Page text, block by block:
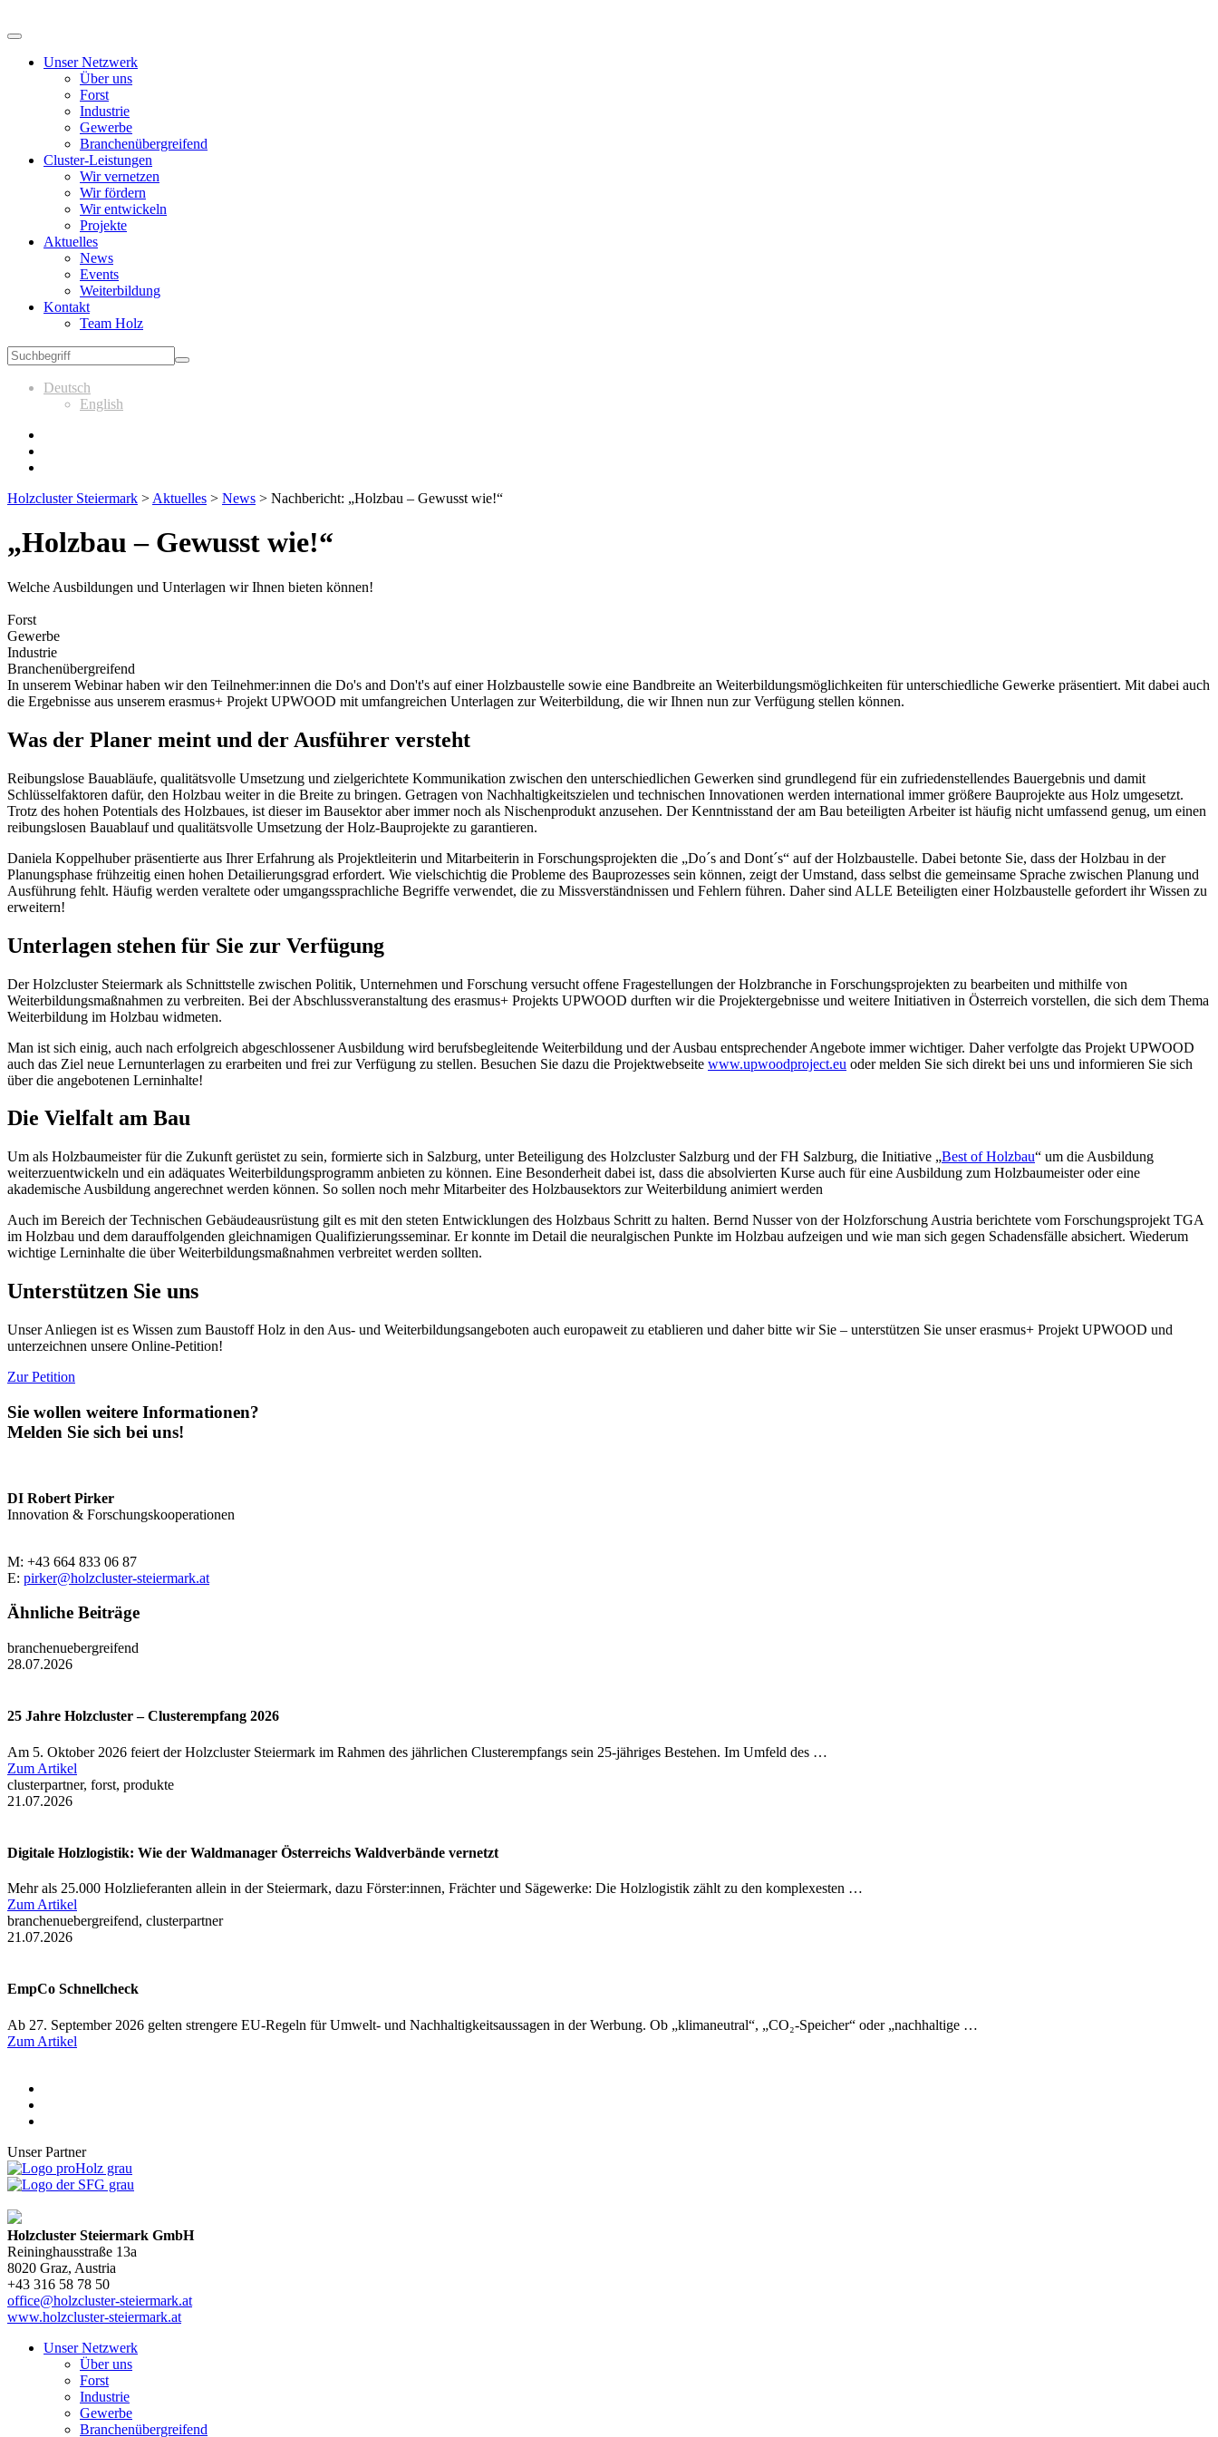
Unser Netzwerk
Über uns
Forst
Industrie
Gewerbe
Branchenübergreifend
Cluster-Leistungen
Wir vernetzen
Wir fördern
Wir entwickeln
Projekte
Aktuelles
News
Events
Weiterbildung
Kontakt
Team Holz
Deutsch
English
Holzcluster Steiermark > Aktuelles > News > Nachbericht: „Holzbau – Gewusst wie!“
„Holzbau – Gewusst wie!“
Welche Ausbildungen und Unterlagen wir Ihnen bieten können!
Forst
Gewerbe
Industrie
Branchenübergreifend
In unserem Webinar haben wir den Teilnehmer:innen die Do's and Don't's auf einer Holzbaustelle sowie eine Bandbreite an Weiterbildungsmöglichkeiten für unterschiedliche Gewerke präsentiert. Mit dabei auch
die Ergebnisse aus unserem erasmus+ Projekt UPWOOD mit umfangreichen Unterlagen zur Weiterbildung, die wir Ihnen nun zur Verfügung stellen können.
Was der Planer meint und der Ausführer versteht
Reibungslose Bauabläufe, qualitätsvolle Umsetzung und zielgerichtete Kommunikation zwischen den unterschiedlichen Gewerken sind grundlegend für ein zufriedenstellendes Bauergebnis und damit
Schlüsselfaktoren dafür, den Holzbau weiter in die Breite zu bringen. Getragen von Nachhaltigkeitszielen und technischen Innovationen werden international immer größere Bauprojekte aus Holz umgesetzt.
Trotz des hohen Potentials des Holzbaues, ist dieser im Bausektor aber immer noch als Nischenprodukt anzusehen. Der Kenntnisstand der am Bau beteiligten Arbeiter ist häufig nicht umfassend genug, um einen
reibungslosen Bauablauf und qualitätsvolle Umsetzung der Holz-Bauprojekte zu garantieren.
Daniela Koppelhuber präsentierte aus Ihrer Erfahrung als Projektleiterin und Mitarbeiterin in Forschungsprojekten die „Do´s and Dont´s“ auf der Holzbaustelle. Dabei betonte Sie, dass der Holzbau in der
Planungsphase frühzeitig einen hohen Detailierungsgrad erfordert. Wie vielschichtig die Probleme des Bauprozesses sein können, zeigt der Umstand, dass selbst die gemeinsame Sprache zwischen Planung und
Ausführung fehlt. Häufig werden veraltete oder umgangssprachliche Begriffe verwendet, die zu Missverständnissen und Fehlern führen. Daher sind ALLE Beteiligten einer Holzbaustelle gefordert ihr Wissen zu
erweitern!
Unterlagen stehen für Sie zur Verfügung
Der Holzcluster Steiermark als Schnittstelle zwischen Politik, Unternehmen und Forschung versucht offene Fragestellungen der Holzbranche in Forschungsprojekten zu bearbeiten und mithilfe von
Weiterbildungsmaßnahmen zu verbreiten. Bei der Abschlussveranstaltung des erasmus+ Projekts UPWOOD durften wir die Projektergebnisse und weitere Initiativen in Österreich vorstellen, die sich dem Thema
Weiterbildung im Holzbau widmeten.
Man ist sich einig, auch nach erfolgreich abgeschlossener Ausbildung wird berufsbegleitende Weiterbildung und der Ausbau entsprechender Angebote immer wichtiger. Daher verfolgte das Projekt UPWOOD
auch das Ziel neue Lernunterlagen zu erarbeiten und frei zur Verfügung zu stellen. Besuchen Sie dazu die Projektwebseite www.upwoodproject.eu oder melden Sie sich direkt bei uns und informieren Sie sich
über die angebotenen Lerninhalte!
Die Vielfalt am Bau
Um als Holzbaumeister für die Zukunft gerüstet zu sein, formierte sich in Salzburg, unter Beteiligung des Holzcluster Salzburg und der FH Salzburg, die Initiative „Best of Holzbau“ um die Ausbildung
weiterzuentwickeln und ein adäquates Weiterbildungsprogramm anbieten zu können. Eine Besonderheit dabei ist, dass die absolvierten Kurse auch für eine Ausbildung zum Holzbaumeister oder eine
akademische Ausbildung angerechnet werden können. So sollen noch mehr Mitarbeiter des Holzbausektors zur Weiterbildung animiert werden
Auch im Bereich der Technischen Gebäudeausrüstung gilt es mit den steten Entwicklungen des Holzbaus Schritt zu halten. Bernd Nusser von der Holzforschung Austria berichtete vom Forschungsprojekt TGA
im Holzbau und dem darauffolgenden gleichnamigen Qualifizierungsseminar. Er konnte im Detail die neuralgischen Punkte im Holzbau aufzeigen und wie man sich gegen Schadensfälle absichert. Wiederum
wichtige Lerninhalte die über Weiterbildungsmaßnahmen verbreitet werden sollten.
Unterstützen Sie uns
Unser Anliegen ist es Wissen zum Baustoff Holz in den Aus- und Weiterbildungsangeboten auch europaweit zu etablieren und daher bitte wir Sie – unterstützen Sie unser erasmus+ Projekt UPWOOD und
unterzeichnen unsere Online-Petition!
Zur Petition
Sie wollen weitere Informationen?
Melden Sie sich bei uns!
DI Robert Pirker
Innovation & Forschungskooperationen
M: +43 664 833 06 87
E: pirker@holzcluster-steiermark.at
Ähnliche Beiträge
branchenuebergreifend
28.07.2026
25 Jahre Holzcluster – Clusterempfang 2026
Am 5. Oktober 2026 feiert der Holzcluster Steiermark im Rahmen des jährlichen Clusterempfangs sein 25-jähriges Bestehen. Im Umfeld des …
Zum Artikel
clusterpartner, forst, produkte
21.07.2026
Digitale Holzlogistik: Wie der Waldmanager Österreichs Waldverbände vernetzt
Mehr als 25.000 Holzlieferanten allein in der Steiermark, dazu Förster:innen, Frächter und Sägewerke: Die Holzlogistik zählt zu den komplexesten …
Zum Artikel
branchenuebergreifend, clusterpartner
21.07.2026
EmpCo Schnellcheck
Ab 27. September 2026 gelten strengere EU-Regeln für Umwelt- und Nachhaltigkeitsaussagen in der Werbung. Ob „klimaneutral“, „CO₂-Speicher“ oder „nachhaltige …
Zum Artikel
Unser Partner
Holzcluster Steiermark GmbH
Reininghausstraße 13a
8020 Graz, Austria
+43 316 58 78 50
office@holzcluster-steiermark.at
www.holzcluster-steiermark.at
Unser Netzwerk
Über uns
Forst
Industrie
Gewerbe
Branchenübergreifend